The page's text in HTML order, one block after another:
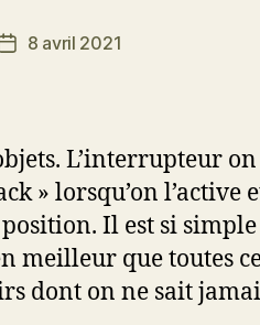
Date8 avril 2021
L’interrupteur
» lorsqu’on l’active
Il est si simple
meilleur que toutes
dont on ne sait